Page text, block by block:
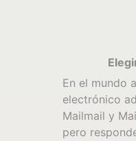
En el mundo
electrónico
Mailmail y
pero